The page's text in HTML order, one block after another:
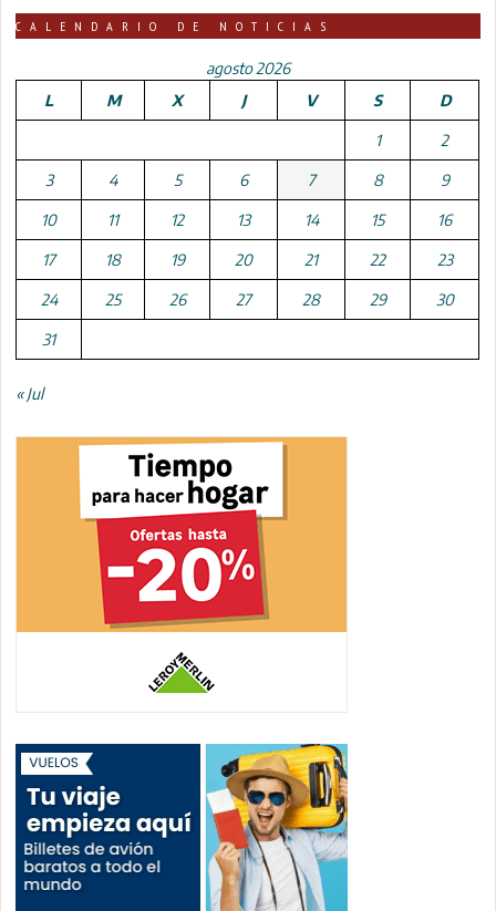
CALENDARIO DE NOTICIAS
agosto 2026
L
M X J V S D
1 2
3 4 5 6 7 8 9
10 11 12 13 14 15 16
17 18 19 20 21 22 23
24 25 26 27 28 29 30
31
« Jul